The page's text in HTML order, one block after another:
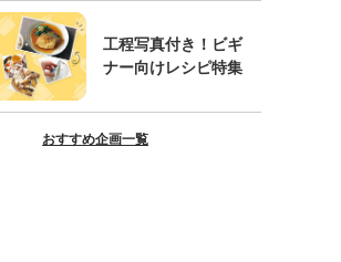
工程写真付き！ビギ
ナー向けレシピ特集
おすすめ企画一覧